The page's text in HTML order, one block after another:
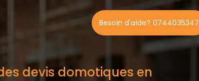
Besoin d'aide? 0744035347
devis domotiques en